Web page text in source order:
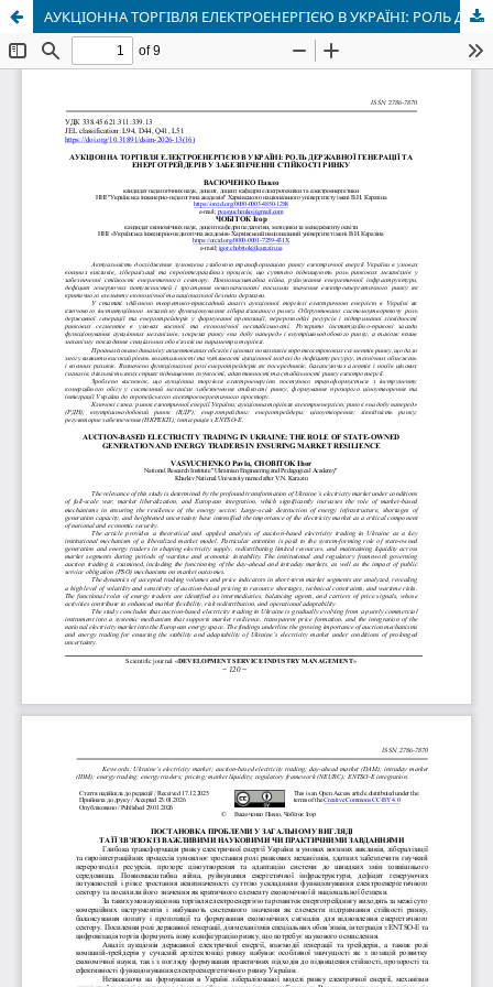
АУКЦІОННА ТОРГІВЛЯ ЕЛЕКТРОЕНЕРГІЄЮ В УКРАЇНІ: РОЛЬ ДЕРЖАВНОЇ ГЕНЕРАЦІЇ ТА ЕНЕРГОТРЕЙДЕРІВ У ЗАБЕЗПЕЧЕННІ СТІЙКОСТІ РИНКУ